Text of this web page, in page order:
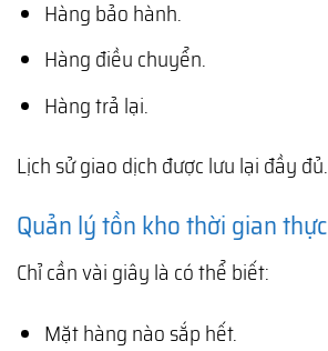
Hàng bảo hành.
Hàng điều chuyển.
Hàng trả lại.
Lịch sử giao dịch được lưu lại đầy đủ.
Quản lý tồn kho thời gian thực
Chỉ cần vài giây là có thể biết:
Mặt hàng nào sắp hết.